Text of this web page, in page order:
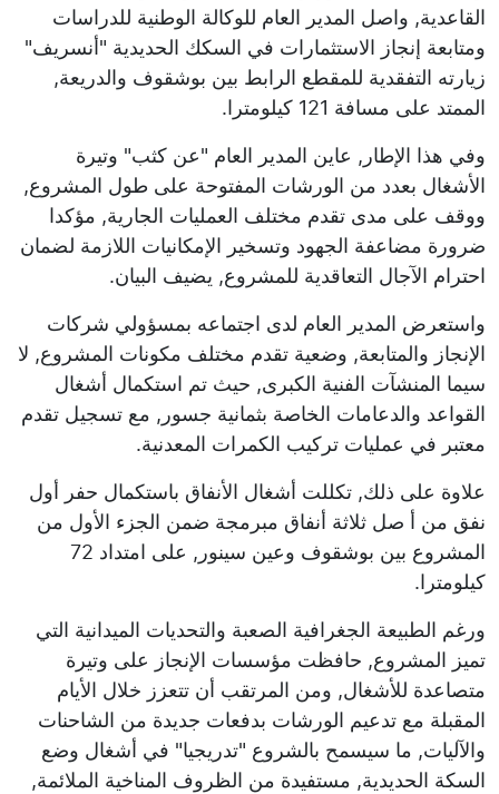
القاعدية, واصل المدير العام للوكالة الوطنية للدراسات
ومتابعة إنجاز الاستثمارات في السكك الحديدية "أنسريف"
زيارته التفقدية للمقطع الرابط بين بوشقوف والدريعة,
الممتد على مسافة 121 كيلومترا.
وفي هذا الإطار, عاين المدير العام "عن كثب" وتيرة
الأشغال بعدد من الورشات المفتوحة على طول المشروع,
ووقف على مدى تقدم مختلف العمليات الجارية, مؤكدا
ضرورة مضاعفة الجهود وتسخير الإمكانيات اللازمة لضمان
احترام الآجال التعاقدية للمشروع, يضيف البيان.
واستعرض المدير العام لدى اجتماعه بمسؤولي شركات
الإنجاز والمتابعة, وضعية تقدم مختلف مكونات المشروع, لا
سيما المنشآت الفنية الكبرى, حيث تم استكمال أشغال
القواعد والدعامات الخاصة بثمانية جسور, مع تسجيل تقدم
معتبر في عمليات تركيب الكمرات المعدنية.
علاوة على ذلك, تكللت أشغال الأنفاق باستكمال حفر أول
نفق من أ صل ثلاثة أنفاق مبرمجة ضمن الجزء الأول من
المشروع بين بوشقوف وعين سينور, على امتداد 72
كيلومترا.
ورغم الطبيعة الجغرافية الصعبة والتحديات الميدانية التي
تميز المشروع, حافظت مؤسسات الإنجاز على وتيرة
متصاعدة للأشغال, ومن المرتقب أن تتعزز خلال الأيام
المقبلة مع تدعيم الورشات بدفعات جديدة من الشاحنات
والآليات, ما سيسمح بالشروع "تدريجيا" في أشغال وضع
السكة الحديدية, مستفيدة من الظروف المناخية الملائمة,